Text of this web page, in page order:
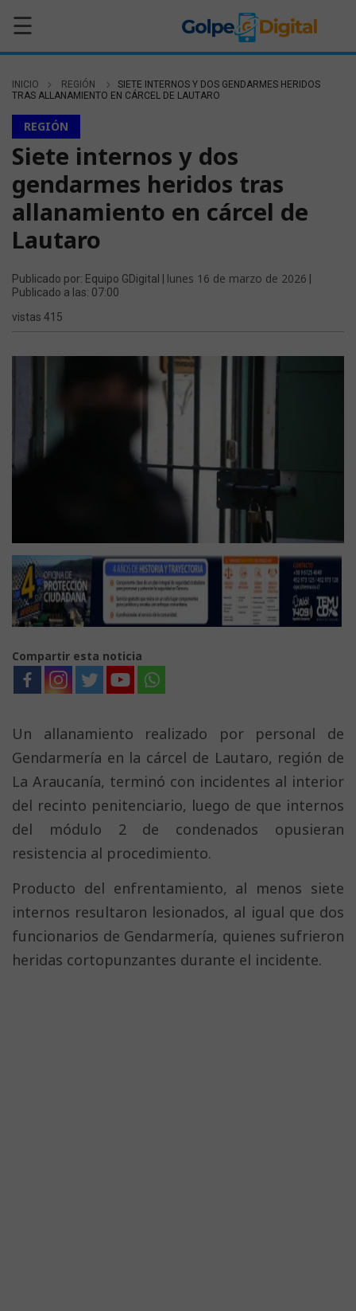
☰
INICIO REGIÓN
SIETE INTERNOS Y DOS GENDARMES HERIDOS
TRAS ALLANAMIENTO EN CÁRCEL DE LAUTARO
REGIÓN
Siete internos y dos
gendarmes heridos tras
allanamiento en cárcel de
Lautaro
Publicado por: Equipo GDigital | lunes 16 de marzo de 2026
Publicado a las: 07:00
vistas 415
Compartir esta noticia
Un allanamiento realizado por personal de
Gendarmería en la cárcel de Lautaro, región de
La Araucanía, terminó con incidentes al interior
del recinto penitenciario, luego de que internos
del módulo 2 de condenados opusieran
resistencia al procedimiento.
Producto del enfrentamiento, al menos siete
internos resultaron lesionados, al igual que dos
funcionarios de Gendarmería, quienes sufrieron
heridas cortopunzantes durante el incidente.